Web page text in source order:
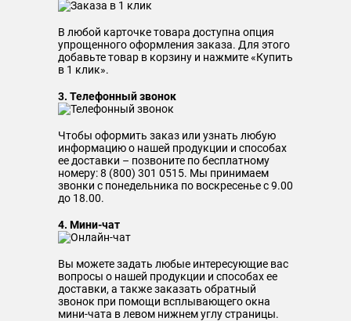
В любой карточке товара доступна опция
упрощенного оформления заказа. Для этого
добавьте товар в корзину и нажмите «Купить
в 1 клик».
3. Телефонный звонок
Чтобы оформить заказ или узнать любую
информацию о нашей продукции и способах
ее доставки – позвоните по бесплатному
номеру: 8 (800) 301 0515. Мы принимаем
звонки с понедельника по воскресенье с 9.00
до 18.00.
4. Мини-чат
Вы можете задать любые интересующие вас
вопросы о нашей продукции и способах ее
доставки, а также заказать обратный
звонок при помощи всплывающего окна
мини-чата в левом нижнем углу страницы.